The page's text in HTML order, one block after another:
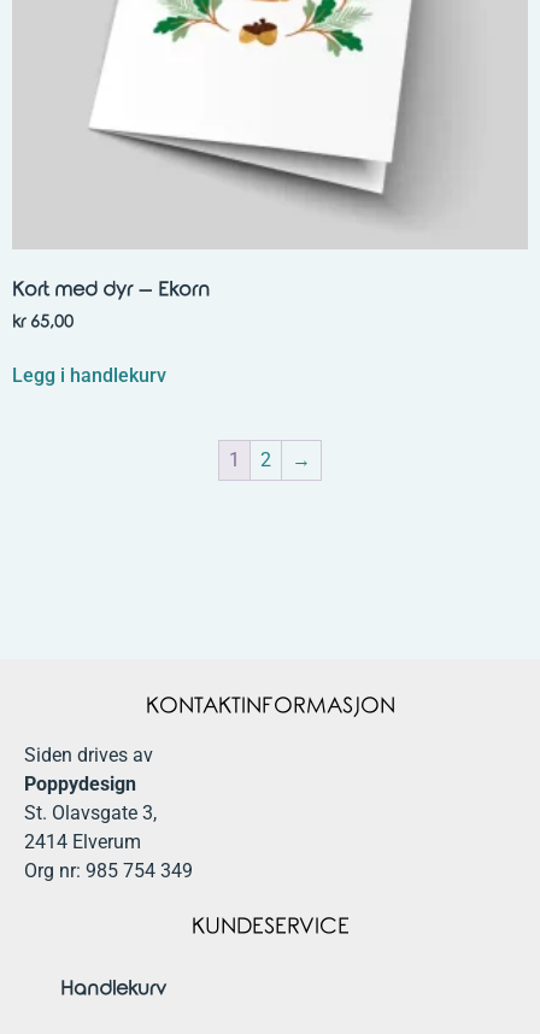
Kort med dyr – Ekorn
kr65,00
Legg i handlekurv
1 2 →
KONTAKTINFORMASJON
Siden drives av
Poppydesign
St. Olavsgate 3,
2414 Elverum
Org nr: 985 754 349
KUNDESERVICE
Handlekurv